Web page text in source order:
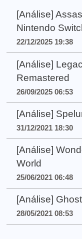
[Análise]
Nintendo
22/12/2025 19:38
[Análise]
Remastered
26/09/2025 06:53
[Análise]
31/12/2021 18:30
[Análise]
World
25/06/2021 06:48
[Análise]
28/05/2021 08:53